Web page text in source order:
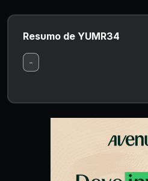
Resumo de YUMR34
-